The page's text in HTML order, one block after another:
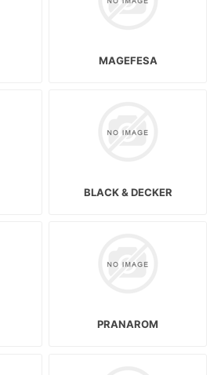
MAGEFESA
BLACK & DECKER
PRANAROM